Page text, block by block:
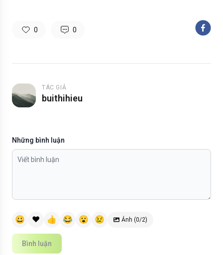
0 0
TÁC GIẢ
buithihieu
Những bình luận
😀 ❤️ 👍 😂 😮 😢 Ảnh (0/2)
Bình luận